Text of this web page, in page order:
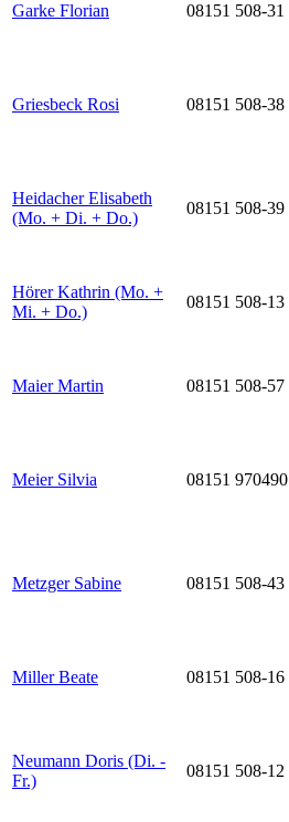
Garke Florian 08151 508-31
Griesbeck Rosi 08151 508-38
Heidacher Elisabeth
(Mo. + Di. + Do.)
08151 508-39
Hörer Kathrin (Mo. +
Mi. + Do.)
08151 508-13
Maier Martin 08151 508-57
Meier Silvia 08151 970490
Metzger Sabine 08151 508-43
Miller Beate 08151 508-16
Neumann Doris (Di. -
Fr.)
08151 508-12